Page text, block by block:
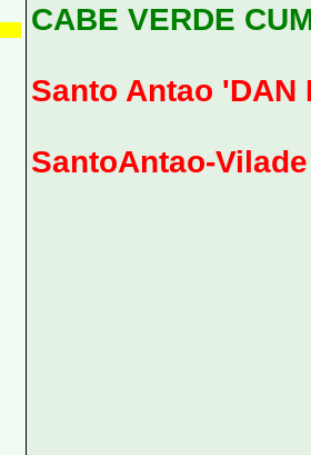
CABE VERDE
Santo Antao 'DAN
SantoAntao-